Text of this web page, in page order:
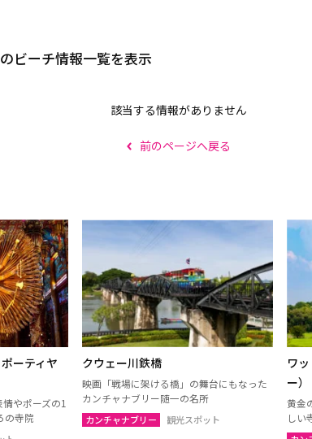
ビーチ情報一覧を表示
該当する情報がありません
前のページへ戻る
ーティヤ
やポーズの1
の寺院
クウェー川鉄橋
映画「戦場に架ける橋」の舞台にもなった
カンチャナブリー随一の名所
カンチャナブリー 観光スポット
ワ
ー）
黄金
しい